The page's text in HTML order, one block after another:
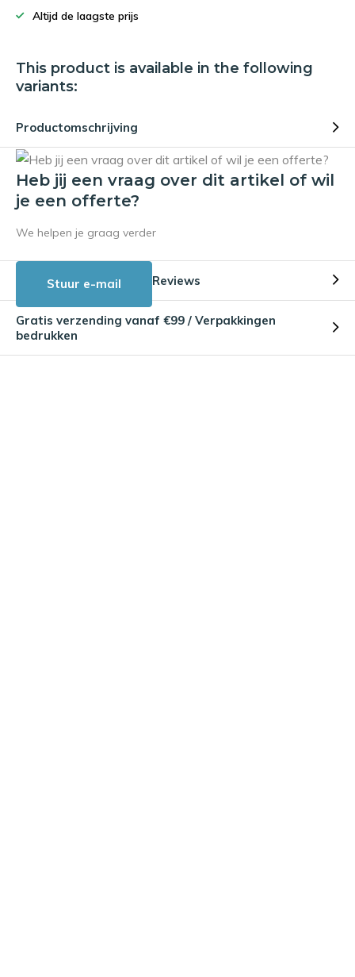
Altijd de laagste prijs
This product is available in the following
variants:
Productomschrijving
Heb jij een vraag over dit artikel of wil
je een offerte?
We helpen je graag verder
Stuur e-mail Reviews
Gratis verzending vanaf €99 / Verpakkingen
bedrukken